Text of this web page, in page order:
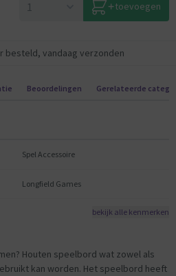
toevoegen
besteld, vandaag verzonden
Beoordelingen Gerelateerde
Spel Accessoire
Longfield Games
bekijk alle kenmerken
Houten speelbord wat zowel als
kan worden. Het speelbord heeft